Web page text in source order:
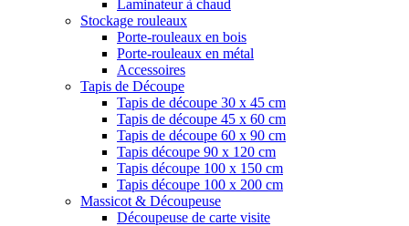
Laminateur à chaud
Stockage rouleaux
Porte-rouleaux en bois
Porte-rouleaux en métal
Accessoires
Tapis de Découpe
Tapis de découpe 30 x 45 cm
Tapis de découpe 45 x 60 cm
Tapis de découpe 60 x 90 cm
Tapis découpe 90 x 120 cm
Tapis découpe 100 x 150 cm
Tapis découpe 100 x 200 cm
Massicot & Découpeuse
Découpeuse de carte visite